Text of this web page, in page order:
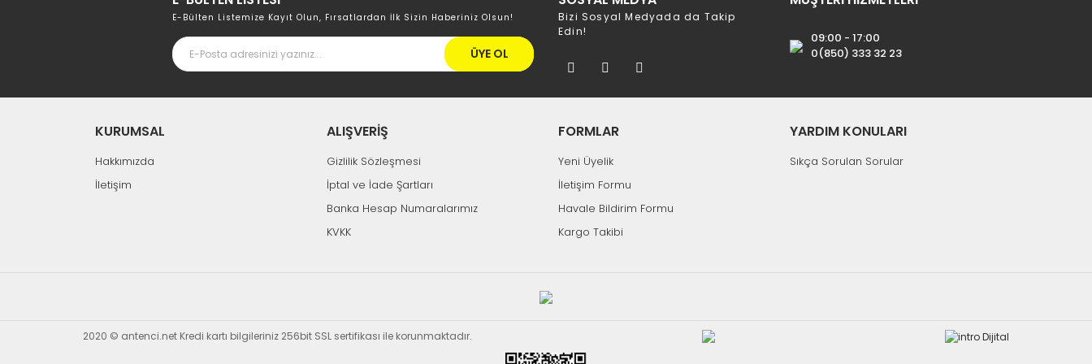
E-Bülten Listemize Kayıt Olun, Fırsatlardan İlk Sizin Haberiniz Olsun!
ÜYE OL
Bizi Sosyal Medyada da Takip
Edin!
09:00 - 17:00
0(850) 333 32 23
KURUMSAL
Hakkımızda
İletişim
ALIŞVERİŞ
Gizlilik Sözleşmesi
İptal ve İade Şartları
Banka Hesap Numaralarımız
KVKK
FORMLAR
Yeni Üyelik
İletişim Formu
Havale Bildirim Formu
Kargo Takibi
YARDIM KONULARI
Sıkça Sorulan Sorular
2020 © antenci.net Kredi kartı bilgileriniz 256bit SSL sertifikası ile korunmaktadır.